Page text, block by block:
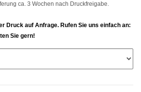
ca. 3 Wochen nach Druckfreigabe.
Druck auf Anfrage. Rufen Sie uns einfach an:
Sie gern!